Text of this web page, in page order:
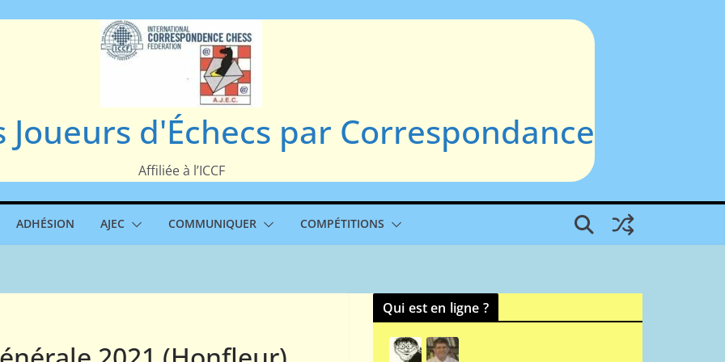
d'Échecs par Correspondance
Affiliée à l’ICCF
ADHÉSION AJEC COMMUNIQUER COMPÉTITIONS
Qui est en ligne ?